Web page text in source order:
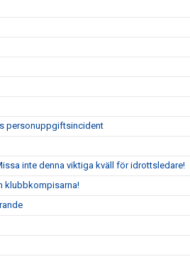
personuppgiftsincident
inte denna viktiga kväll för idrottsledare!
klubbkompisarna!